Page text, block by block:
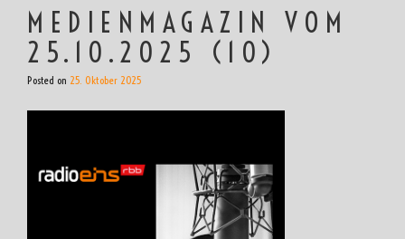
MEDIENMAGAZIN VOM
25.10.2025 (10)
Posted on 25. Oktober 2025